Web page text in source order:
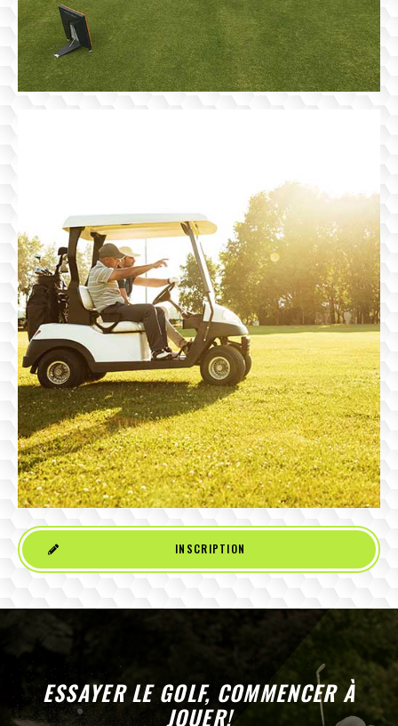
INSCRIPTION
ESSAYER LE GOLF, COMMENCER À
JOUER!